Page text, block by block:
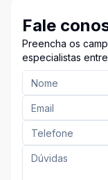
Fale
Preencha os
especialistas